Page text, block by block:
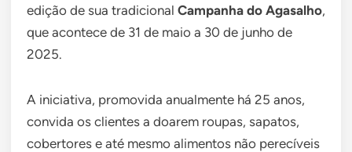
edição de sua tradicional Campanha do Agasalho,
que acontece de 31 de maio a 30 de junho de
2025.
A iniciativa, promovida anualmente há 25 anos,
convida os clientes a doarem roupas, sapatos,
cobertores e até mesmo alimentos não perecíveis